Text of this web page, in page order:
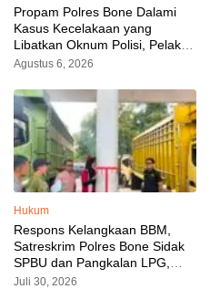
Propam Polres Bone Dalami
Kasus Kecelakaan yang
Libatkan Oknum Polisi, Pelaku
Sudah Diamankan
Agustus 6, 2026
Hukum
Respons Kelangkaan BBM,
Satreskrim Polres Bone Sidak
SPBU dan Pangkalan LPG,
AKP Alvin Aji Imbau Pengelola
Juli 30, 2026